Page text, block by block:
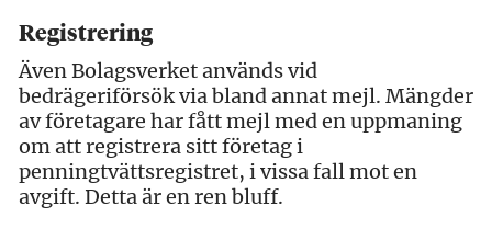
Registrering
Även Bolagsverket används vid
bedrägeriförsök via bland annat mejl. Mängder
av företagare har fått mejl med en uppmaning
om att registrera sitt företag i
penningtvättsregistret, i vissa fall mot en
avgift. Detta är en ren bluff.